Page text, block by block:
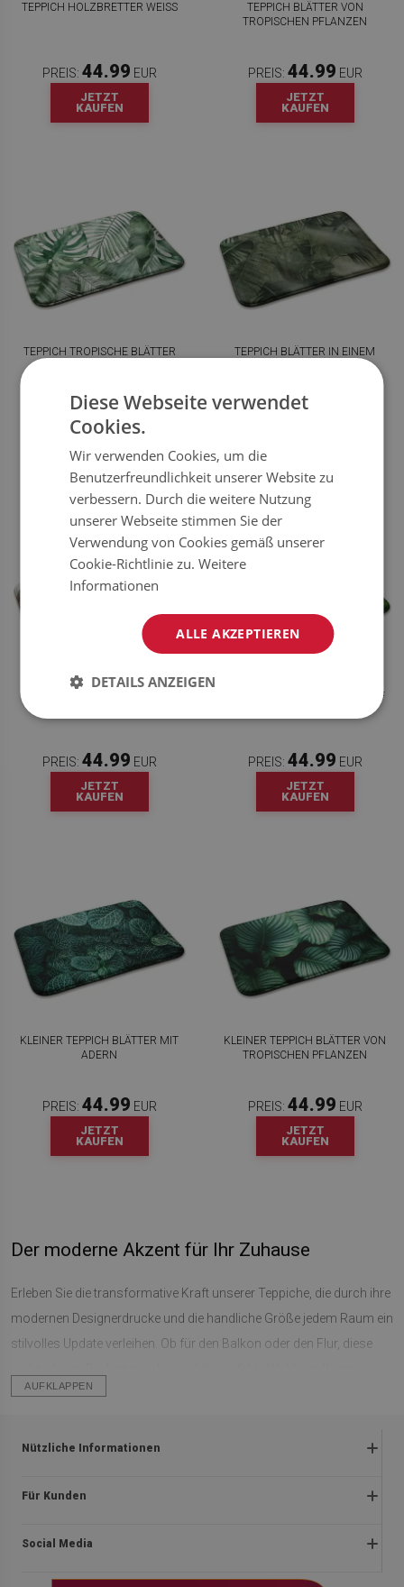
TEPPICH HOLZBRETTER WEISS
PREIS: 44.99 EUR
JETZT
KAUFEN
TEPPICH BLÄTTER VON
TROPISCHEN PFLANZEN
PREIS: 44.99 EUR
JETZT
KAUFEN
TEPPICH TROPISCHE BLÄTTER
PREIS: 44.99
KAUFEN
TEPPICH BLÄTTER IN EINEM
44.99
PREIS: 44.99 EUR
JETZT
KAUFEN
KLEINER TEPPICH BLÄTTER AUF
PREIS: 44.99 EUR
JETZT
KAUFEN
KLEINER TEPPICH BLÄTTER MIT
ADERN
PREIS: 44.99 EUR
JETZT
KAUFEN
KLEINER TEPPICH BLÄTTER VON
TROPISCHEN PFLANZEN
PREIS: 44.99 EUR
JETZT
KAUFEN
Der moderne Akzent für Ihr Zuhause
Erleben Sie die transformative Kraft unserer Teppiche, die durch ihre
modernen Designerdrucke und die handliche Größe jedem Raum ein
stilvolles Update verleihen. Ob für den Balkon oder den Flur, diese
Interieur einen frischen und eleganten Look zu verleihen. Mit zwei
unsere Teppiche mühelos an jede Umgebung an und setzen
Stil
Unsere Teppiche punkten nicht nur mit ihrem ansprechenden
AUFKLAPPEN
Nützliche Informationen
Rückgabe und beanstandungen
Datenschutzerklärung
Für Kunden
Impressum
Social Media
Diese Webseite verwendet
Cookies.
Wir verwenden Cookies, um die
Benutzerfreundlichkeit unserer Website zu
verbessern. Durch die weitere Nutzung
unserer Webseite stimmen Sie der
Verwendung von Cookies gemäß unserer
Cookie-Richtlinie zu.Weitere
Informationen
ALLE AKZEPTIEREN
DETAILS ANZEIGEN